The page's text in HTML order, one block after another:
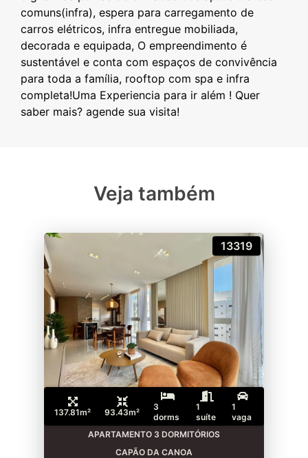
comuns(infra), espera para carregamento de
carros elétricos, infra entregue mobiliada,
decorada e equipada, O empreendimento é
sustentável e conta com espaços de convivência
para toda a família, rooftop com spa e infra
completa!Uma Experiencia para ir além ! Quer
Veja também
13319
137.81m² 93.43m²
3
dorms
1
suíte
1
vaga
APARTAMENTO 3 DORMITÓRIOS
CAPÃO DA CANOA